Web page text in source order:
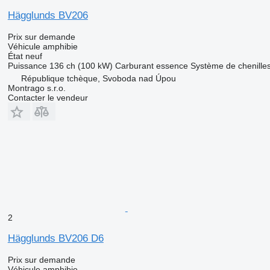
Hägglunds BV206
Prix sur demande
Véhicule amphibie
Étatneuf
Puissance 136 ch (100 kW) Carburant essence Système de
République tchèque, Svoboda nad Úpou
Montrago s.r.o.
Contacter le vendeur
2
Hägglunds BV206 D6
Prix sur demande